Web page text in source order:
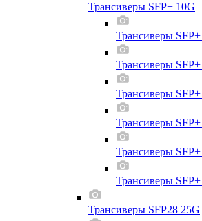
Трансиверы SFP+ 10G
Трансиверы
Трансиверы
Трансиверы
Трансиверы
Трансиверы
Трансиверы
Трансиверы SFP28 25G